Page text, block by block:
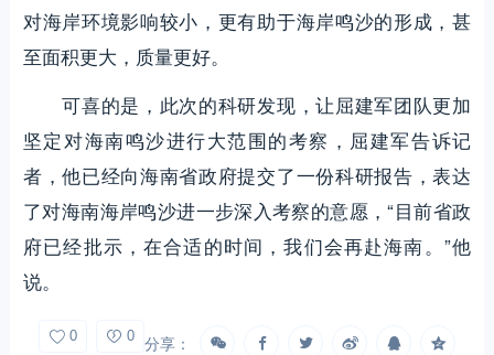
对海岸环境影响较小，更有助于海岸鸣沙的形成，甚
至面积更大，质量更好。
可喜的是，此次的科研发现，让屈建军团队更加
坚定对海南鸣沙进行大范围的考察，屈建军告诉记
者，他已经向海南省政府提交了一份科研报告，表达
了对海南海岸鸣沙进一步深入考察的意愿，“目前省政
府已经批示，在合适的时间，我们会再赴海南。”他
说。
0 0 分享：